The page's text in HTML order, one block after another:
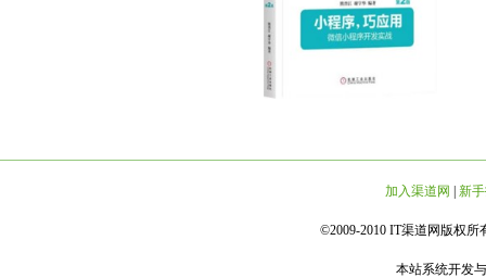
加入渠道网 新
©2009-2010 IT渠道网版权所
本站系统开发